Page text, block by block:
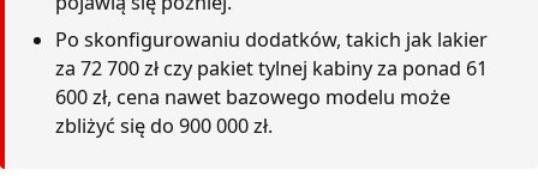
Po skonfigurowaniu dodatków, takich jak lakier
za 72 700 zł czy pakiet tylnej kabiny za ponad 61
600 zł, cena nawet bazowego modelu może
zbliżyć się do 900 000 zł.